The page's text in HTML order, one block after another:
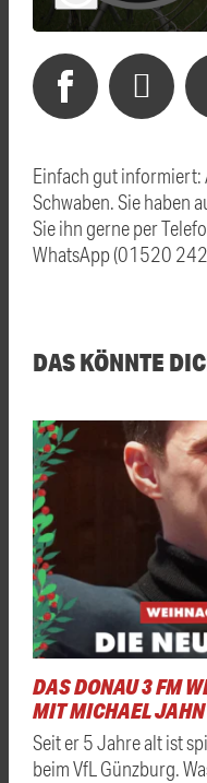
Einfach gut informiert:
Schwaben. Sie haben
Sie ihn gerne per
WhatsApp (01520
DAS KÖNNTE
DAS DONAU 3 FM
MIT MICHAEL JAHN
Seit er 5 Jahre alt ist
beim VfL Günzburg.